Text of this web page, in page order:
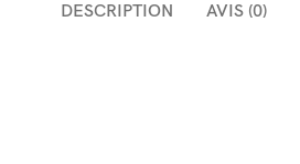
DESCRIPTION AVIS (0)